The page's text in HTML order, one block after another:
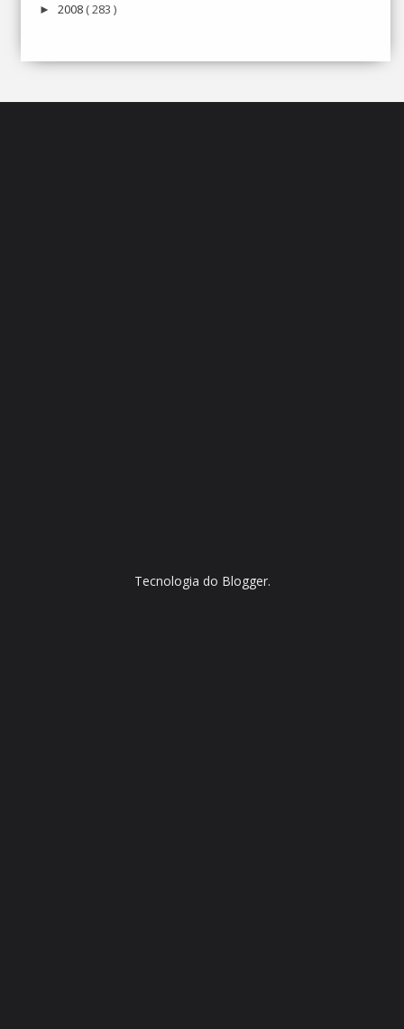
► 2008 ( 283 )
Tecnologia do Blogger.